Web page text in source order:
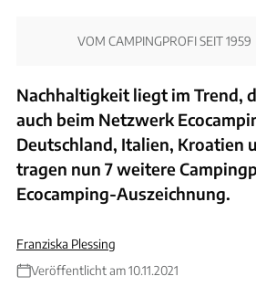
VOM CAMPINGPROFI SEIT 1959
Nachhaltigkeit liegt im Trend,
auch beim Netzwerk
Deutschland, Italien, Kroatien
tragen nun 7 weitere
Ecocamping-Auszeichnung.
Franziska Plessing
Veröffentlicht am 10.11.2021
Foto: Pine